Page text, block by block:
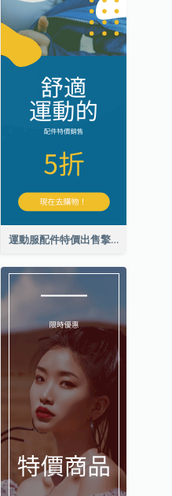
運動服配件特價出售擎天柱廣告